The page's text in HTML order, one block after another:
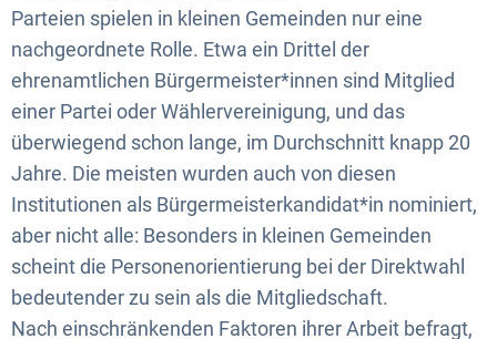
Parteien spielen in kleinen Gemeinden nur eine
nachgeordnete Rolle. Etwa ein Drittel der
ehrenamtlichen Bürgermeister*innen sind Mitglied
einer Partei oder Wählervereinigung, und das
überwiegend schon lange, im Durchschnitt knapp 20
Jahre. Die meisten wurden auch von diesen
Institutionen als Bürgermeisterkandidat*in nominiert,
aber nicht alle: Besonders in kleinen Gemeinden
scheint die Personenorientierung bei der Direktwahl
bedeutender zu sein als die Mitgliedschaft.
Nach einschränkenden Faktoren ihrer Arbeit befragt,